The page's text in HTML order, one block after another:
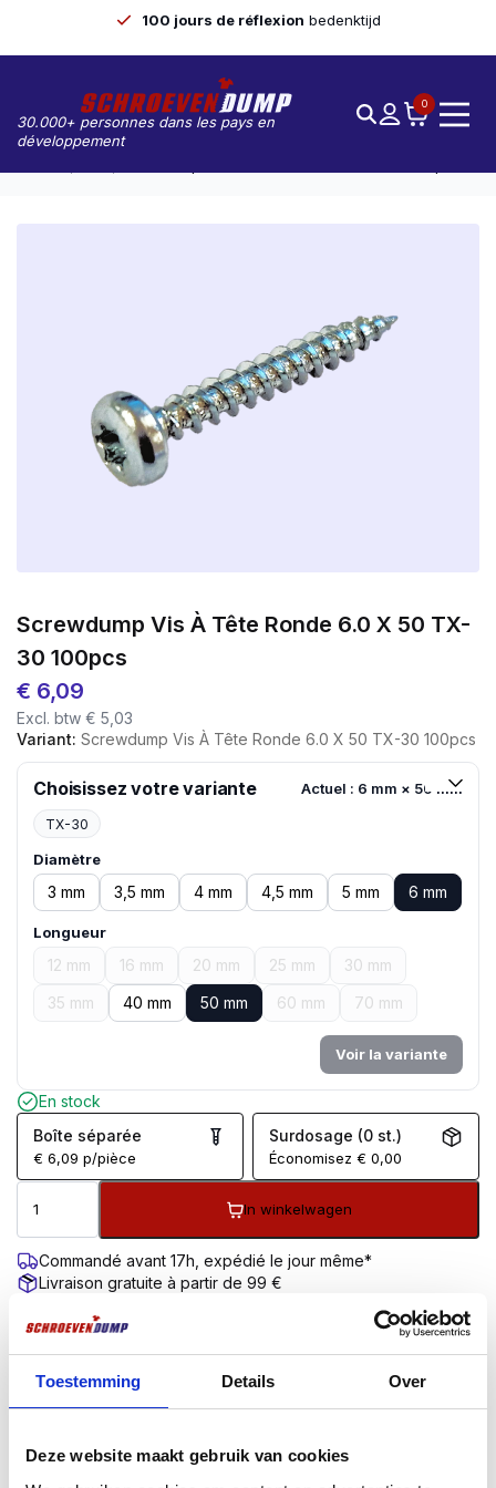
Toestemming Details Over
Deze website maakt gebruik van cookies
100 jours de réflexion bedenktijd
30.000+ personnes dans les pays en
développement
0
Screwdump Vis À Tête Ronde 6.0 X 50 TX-
30 100pcs
€ 6,09
Excl. btw € 5,03
Variant: Screwdump Vis À Tête Ronde 6.0 X 50 TX-30 100pcs
Choisissez votre variante Actuel : 6 mm × 50 mm
TX-30
Diamètre
3 mm 3,5 mm 4 mm 4,5 mm 5 mm 6 mm
Longueur
12 mm 16 mm 20 mm 25 mm
30 mm
35 mm
40 mm 50 mm 60 mm 70 mm
Voir la variante
En stock
Boîte séparée
€ 6,09 p/pièce
Surdosage (0 st.)
Économisez€ 0,00
In winkelwagen
Commandé avant 17h, expédié le jour même*
Livraison gratuite à partir de 99 €
Évaluation des clients 9,7/10
DESCRIPTIONINFORMATIONS COMPLÉMENTAIRES
La version à tête cylindrique ou sphérique convient